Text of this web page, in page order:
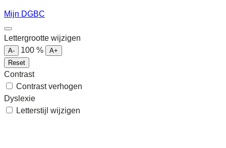
Mijn DGBC
Lettergrootte wijzigen
A- 100 %
A+
Reset
Contrast
Contrast verhogen
Dyslexie
Letterstijl wijzigen